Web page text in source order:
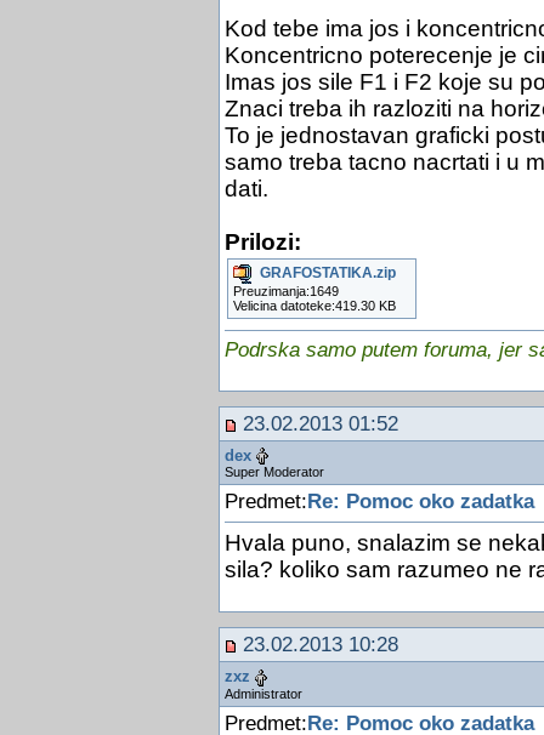
Kod tebe ima jos i
Koncentricno poterecenje je
Imas jos sile F1 i F2 koje su
Znaci treba ih razloziti na
To je jednostavan graficki
samo treba tacno nacrtati i u
dati.
Prilozi:
GRAFOSTATIKA.zip
Preuzimanja:1649
Velicina datoteke:419.30 KB
Podrska samo putem foruma, jer
23.02.2013 01:52
dex
Super Moderator
Predmet: Re: Pomoc oko zadatka
Hvala puno, snalazim se
sila? koliko sam razumeo ne
23.02.2013 10:28
zxz
Administrator
Predmet:Re: Pomoc oko zadatka